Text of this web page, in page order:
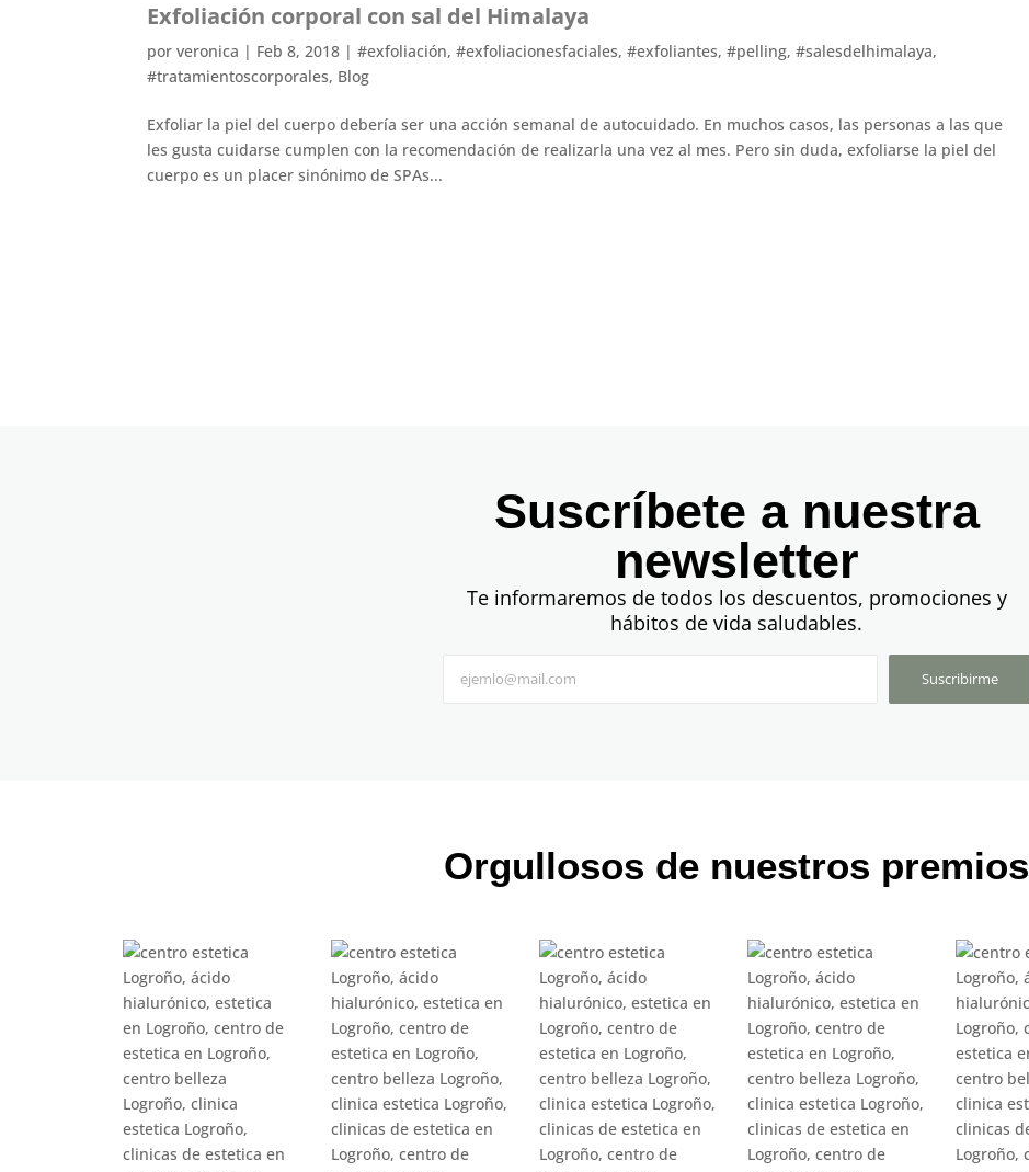
Exfoliación corporal con sal del Himalaya
porveronica | Feb 8, 2018 |#exfoliación,#exfoliacionesfaciales,#exfoliantes,#pelling,#salesdelhimalaya,
#tratamientoscorporales, Blog
Exfoliar la piel del cuerpo debería ser una acción semanal de autocuidado. En muchos casos, las personas a las que
les gusta cuidarse cumplen con la recomendación de realizarla una vez al mes. Pero sin duda, exfoliarse la piel del
cuerpo es un placer sinónimo de SPAs...
Suscríbete a nuestra
newsletter
Te informaremos de todos los descuentos, promociones y
hábitos de vida saludables.
Suscribirme
Orgullosos de nuestros premios